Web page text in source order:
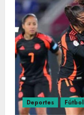
Deportes Fútbol